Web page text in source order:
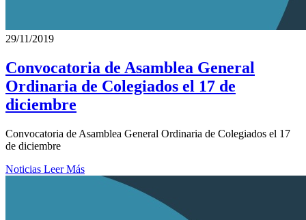
29/11/2019
Convocatoria de Asamblea General
Ordinaria de Colegiados el 17 de
diciembre
Convocatoria de Asamblea General Ordinaria de Colegiados el 17
de diciembre
Noticias Leer Más